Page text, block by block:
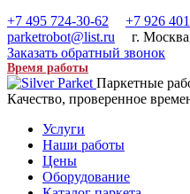
+7 495 724-30-62 +7 926
parketrobot@list.ru
г. Москва
Заказать обратный звонок
Время работы
Паркетные
Качество, проверенное
Услуги
Наши работы
Цены
Оборудование